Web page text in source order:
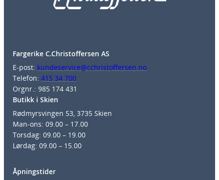
Fargerike C.Christoffersen AS
E-post: kundeservice@cchristoffersen.no
Telefon: 415 34 700
Orgnr.: 985 174 431
Butikk i Skien
Rødmyrsvingen 53, 3735 Skien
Man-ons: 09.00 – 17.00
Torsdag: 09.00 – 19.00
Lørdag: 09.00 – 15.00
Åpningstider